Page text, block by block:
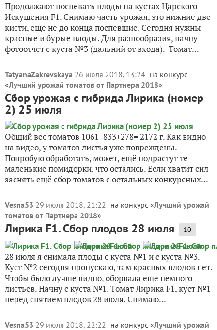
Продолжают поспевать плоды на кустах Царского
Искушения F1. Снимаю часть урожая, это нижние две
кисти, еще не до конца поспевшие. Сегодня нужны
красные и бурые плоды. Для разнообразия, начну
фотоотчет с куста №3 (дальний от входа). Томат...
TatyanaZakrevskaya 26 июля 2018, 13:24 на конкурс
«Лучший урожай томатов от Партнера 2018»
Сбор урожая с гибрида Лирика (номер
2) 25 июля
Общий вес томатов 1061+833+278= 2172 г. Как видно
на видео, у томатов листья уже повреждены.
Попробую обработать, может, ещё подрастут те
маленькие помидорки, что остались. Если хватит сил
заснять ещё сбор томатов с остальных конкурсных...
Vesna53 29 июля 2018, 21:22 на конкурс «Лучший урожай
томатов от Партнера 2018»
Лирика F1. Сбор плодов 28 июля 10
28 июля я снимала плоды с куста №1 и с куста №3.
Куст №2 сегодня пропускаю, там красных плодов нет.
Чтобы было лучше видно, оборвала еще немного
листьев. Начну с куста №1. Томат Лирика F1, куст №1
перед снятием плодов 28 июля. Снимаю...
Vesna53 29 июля 2018, 22:22 на конкурс «Лучший урожай